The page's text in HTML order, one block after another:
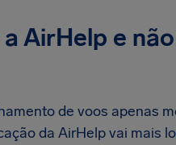
AirHelp e
de voos apenas
da AirHelp vai mais